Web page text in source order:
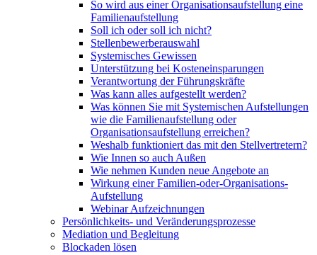
So wird aus einer Organisationsaufstellung eine
Familienaufstellung
Soll ich oder soll ich nicht?
Stellenbewerberauswahl
Systemisches Gewissen
Unterstützung bei Kosteneinsparungen
Verantwortung der Führungskräfte
Was kann alles aufgestellt werden?
Was können Sie mit Systemischen Aufstellungen
wie die Familienaufstellung oder
Organisationsaufstellung erreichen?
Weshalb funktioniert das mit den Stellvertretern?
Wie Innen so auch Außen
Wie nehmen Kunden neue Angebote an
Wirkung einer Familien-oder-Organisations-
Aufstellung
Webinar Aufzeichnungen
Persönlichkeits- und Veränderungsprozesse
Mediation und Begleitung
Blockaden lösen